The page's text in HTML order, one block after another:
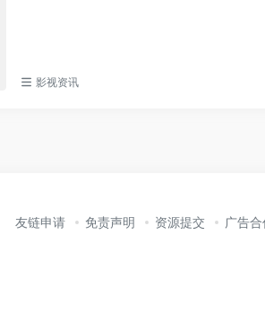
影视资讯
友链申请 免责声明 资源提交 广告